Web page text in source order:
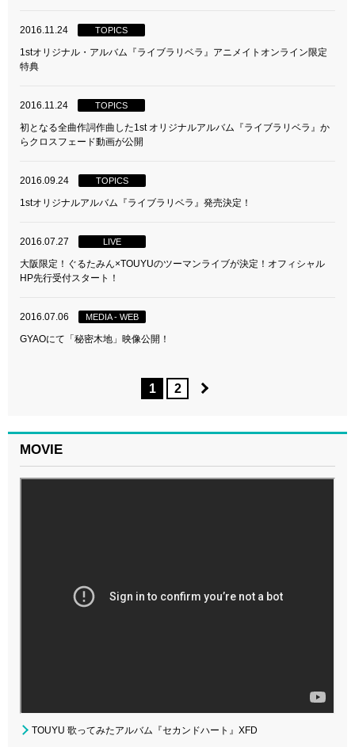
2016.11.24 TOPICS
1stオリジナル・アルバム『ライブラリベラ』アニメイトオンライン限定
特典
2016.11.24 TOPICS
初となる全曲作詞作曲した1st オリジナルアルバム『ライブラリベラ』か
らクロスフェード動画が公開
2016.09.24 TOPICS
1stオリジナルアルバム『ライブラリベラ』発売決定！
2016.07.27 LIVE
大阪限定！ぐるたみん×TOUYUのツーマンライブが決定！オフィシャル
HP先行受付スタート！
2016.07.06 MEDIA - WEB
GYAOにて「秘密木地」映像公開！
1 2
MOVIE
TOUYU 歌ってみたアルバム『セカンドハート』XFD